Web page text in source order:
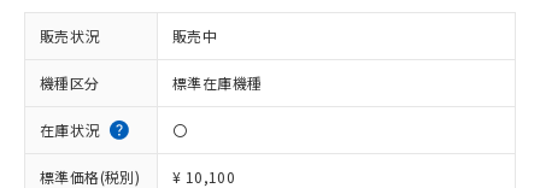
販売状況 販売中
機種区分 標準在庫機種
在庫状況 〇
標準価格(税別) ¥ 10,100